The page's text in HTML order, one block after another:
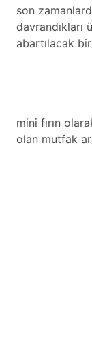
son
davrandıkları
abartılacak
mini fırın
olan mutfak